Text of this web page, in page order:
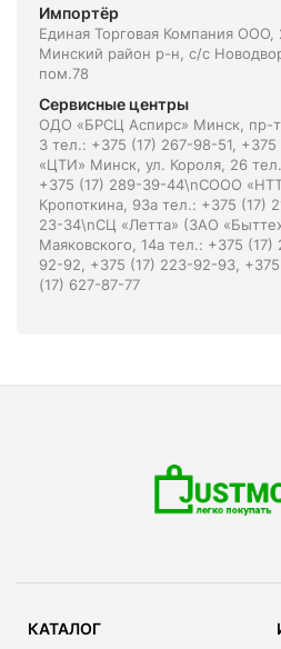
Импортёр
Единая Торговая Компания ООО,
Минский район р-н, с/с
пом.78
Сервисные центры
ОДО «БРСЦ Аспирс» Минск, пр-т
3 тел.: +375 (17) 267-98-51,
«ЦТИ» Минск, ул. Короля, 26
+375 (17) 289-39-44\nСООО
Кропоткина, 93а тел.: +375 (17)
23-34\nСЦ «Летта» (ЗАО
Маяковского, 14а тел.: +375
92-92, +375 (17) 223-92-93,
(17) 627-87-77
КАТАЛОГ